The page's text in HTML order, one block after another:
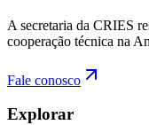
A secretaria da CRIES
cooperação técnica na
Fale conosco
Explorar